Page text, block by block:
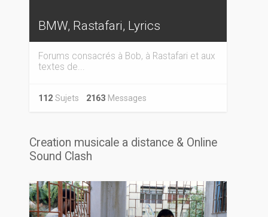
BMW, Rastafari, Lyrics
Forums consacrés à Bob, à Rastafari et aux
textes de...
112Sujets 2163Messages
Creation musicale a distance & Online
Sound Clash